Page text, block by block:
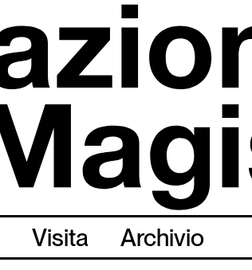
Visita Archivio